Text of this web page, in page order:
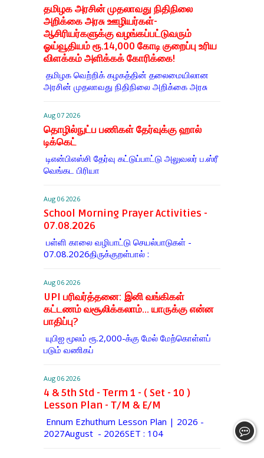
தமிழக அரசின் முதலாவது நிதிநிலை
அறிக்கை அரசு ஊழியர்கள்-
ஆசிரியர்களுக்கு வழங்கப்பட்டுவரும்
ஓய்வூதியம் ரூ.14,000 கோடி குறைப்பு உரிய
விளக்கம் அளிக்கக் கோரிக்கை!
தமிழக வெற்றிக் கழகத்தின் தலைமையிலான
அரசின் முதலாவது நிதிநிலை அறிக்கை அரசு
Aug 07 2026
தொழில்நுட்ப பணிகள் தேர்வுக்கு ஹால் ​
டிக்கெட்
டிஎன்​பிஎஸ்சி தேர்வு கட்​டுப்​பாட்டு அலு​வலர் ப.ஸ்ரீ
வெங்கட பிரியா
Aug 06 2026
School Morning Prayer Activities -
07.08.2026
பள்ளி காலை வழிபாட்டு செயல்பாடுகள் -
07.08.2026திருக்குறள்பால் :
Aug 06 2026
UPI பரிவர்த்தனை: இனி வங்கிகள்
கட்டணம் வசூலிக்கலாம்... யாருக்கு என்ன
பாதிப்பு?
யுபிஐ மூலம் ரூ.2,000-க்கு மேல் மேற்​கொள்​ளப்​
படும் வணி​கப்
Aug 06 2026
4 & 5th Std - Term 1 - ( Set - 10 )
Lesson Plan - T/M & E/M
Ennum Ezhuthum Lesson Plan | 2026 -
2027August - 2026SET : 104